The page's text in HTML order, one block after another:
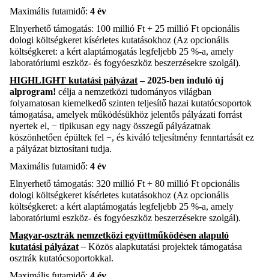
Maximális futamidő: 4 év
Elnyerhető támogatás: 100 millió Ft + 25 millió Ft opcionális
dologi költségkeret kísérletes kutatásokhoz (Az opcionális
költségkeret: a kért alaptámogatás legfeljebb 25 %-a, amely
laboratóriumi eszköz- és fogyóeszköz beszerzésekre szolgál).
HIGHLIGHT kutatási pályázat–2025-ben induló új
alprogram! célja a nemzetközi tudományos világban
folyamatosan kiemelkedő szinten teljesítő hazai kutatócsoportok
támogatása, amelyek működésükhöz jelentős pályázati forrást
nyertek el, − tipikusan egy nagy összegű pályázatnak
köszönhetően épültek fel −, és kiváló teljesítmény fenntartását ez
a pályázat biztosítani tudja.
Maximális futamidő: 4 év
Elnyerhető támogatás: 320 millió Ft + 80 millió Ft opcionális
dologi költségkeret kísérletes kutatásokhoz (Az opcionális
költségkeret: a kért alaptámogatás legfeljebb 25 %-a, amely
laboratóriumi eszköz- és fogyóeszköz beszerzésekre szolgál).
Magyar-osztrák nemzetközi együttműködésen alapuló
kutatási pályázat – Közös alapkutatási projektek támogatása
osztrák kutatócsoportokkal.